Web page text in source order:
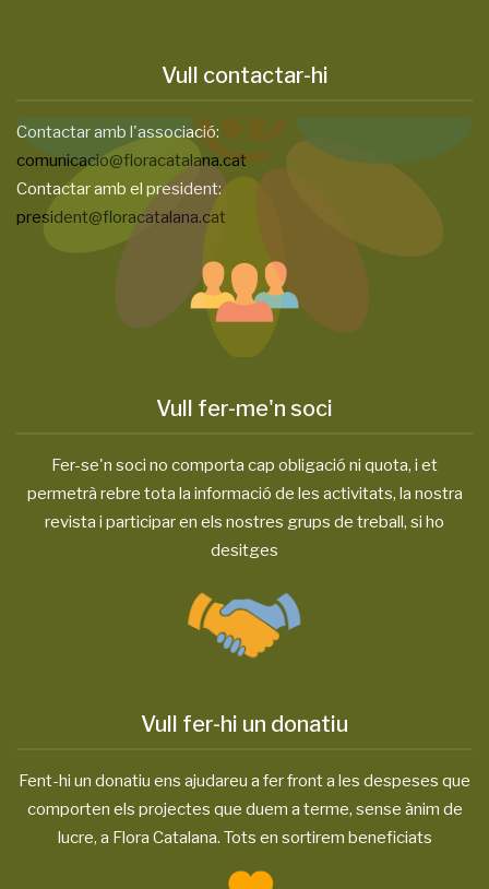
Vull contactar-hi
Contactar amb l'associació:
comunicacio@floracatalana.cat
Contactar amb el president:
president@floracatalana.cat
Vull fer-me'n soci
Fer-se'n soci no comporta cap obligació ni quota, i et
permetrà rebre tota la informació de les activitats, la nostra
revista i participar en els nostres grups de treball, si ho
desitges
Vull fer-hi un donatiu
Fent-hi un donatiu ens ajudareu a fer front a les despeses que
comporten els projectes que duem a terme, sense ànim de
lucre, a Flora Catalana. Tots en sortirem beneficiats